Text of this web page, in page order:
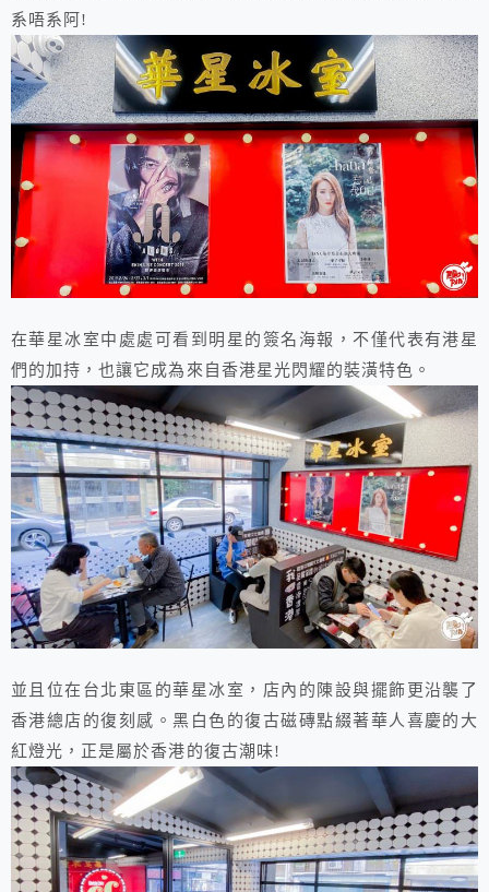
系唔系阿!
在華星冰室中處處可看到明星的簽名海報，不僅代表有港星
們的加持，也讓它成為來自香港星光閃耀的裝潢特色。
並且位在台北東區的華星冰室，店內的陳設與擺飾更沿襲了
香港總店的復刻感。黑白色的復古磁磚點綴著華人喜慶的大
紅燈光，正是屬於香港的復古潮味!